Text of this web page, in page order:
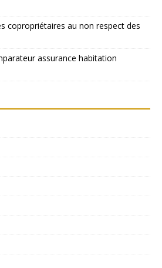
copropriétaires au non respect des
assurance habitation